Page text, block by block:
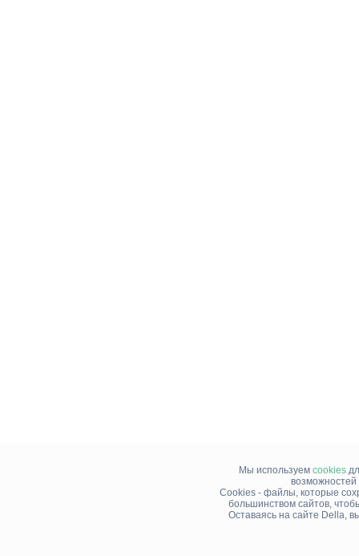
Мы используем cookies
Cookies - файлы, которые
большинством сайтов,
Оставаясь на сайте Della,